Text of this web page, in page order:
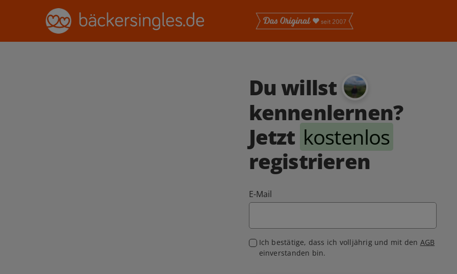
Du willst
kennenlernen?
Jetzt kostenlos
registrieren
E-Mail
Ich bestätige, dass ich volljährig und mit den AGB
einverstanden bin.